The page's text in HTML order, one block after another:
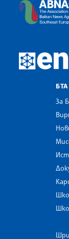
БТА
За